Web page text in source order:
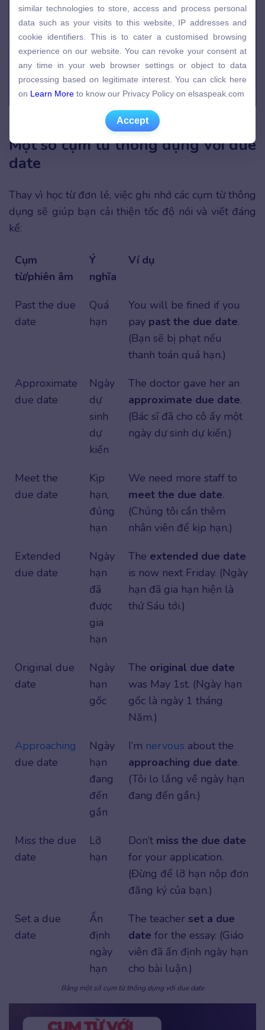
Từ đồng nghĩa và trái nghĩa Due date
Một số cụm từ thông dụng với due
date
Thay vì học từ đơn lẻ, việc ghi nhớ các cụm từ thông
dụng sẽ giúp bạn cải thiện tốc độ nói và viết đáng
kể:
Cụm
từ/phiên âm
Ý
nghĩa
Ví dụ
Past the due
date
Quá
hạn
You will be fined if you
pay past the due date.
(Bạn sẽ bị phạt nếu
thanh toán quá hạn.)
Approximate
due date
Ngày
dự
sinh
dự
kiến
The doctor gave her an
approximate due date.
(Bác sĩ đã cho cô ấy một
ngày dự sinh dự kiến.)
Meet the
due date
Kịp
hạn,
đúng
hạn
We need more staff to
meet the due date.
(Chúng tôi cần thêm
nhân viên để kịp hạn.)
Extended
due date
Ngày
hạn
đã
được
gia
hạn
The extended due date
is now next Friday. (Ngày
hạn đã gia hạn hiện là
thứ Sáu tới.)
Original due
date
Ngày
hạn
gốc
The original due date
was May 1st. (Ngày hạn
gốc là ngày 1 tháng
Năm.)
Approaching
due date
Ngày
hạn
đang
đến
gần
I’m nervous about the
approaching due date.
(Tôi lo lắng về ngày hạn
đang đến gần.)
Miss the due
date
Lỡ
hạn
Don’t miss the due date
for your application.
(Đừng để lỡ hạn nộp đơn
đăng ký của bạn.)
Set a due
date
Ấn
định
ngày
hạn
The teacher set a due
date for the essay. (Giáo
viên đã ấn định ngày hạn
cho bài luận.)
Bảng một số cụm từ thông dụng với due date
data such as your visits to this website, IP addresses and
cookie identifiers. This is to cater a customised browsing
experience on our website. You can revoke your consent at
any time in your web browser settings or object to data
processing based on legitimate interest. You can click here
on
Learn More to know our Privacy Policy on elsaspeak.com
Accept
similar technologies to store, access and process personal
data such as your visits to this website, IP addresses and
cookie identifiers. This is to cater a customised browsing
experience on our website. You can revoke your consent at
any time in your web browser settings or object to data
processing based on legitimate interest. You can click here
on Learn More to know our Privacy Policy on elsaspeak.com
Accept